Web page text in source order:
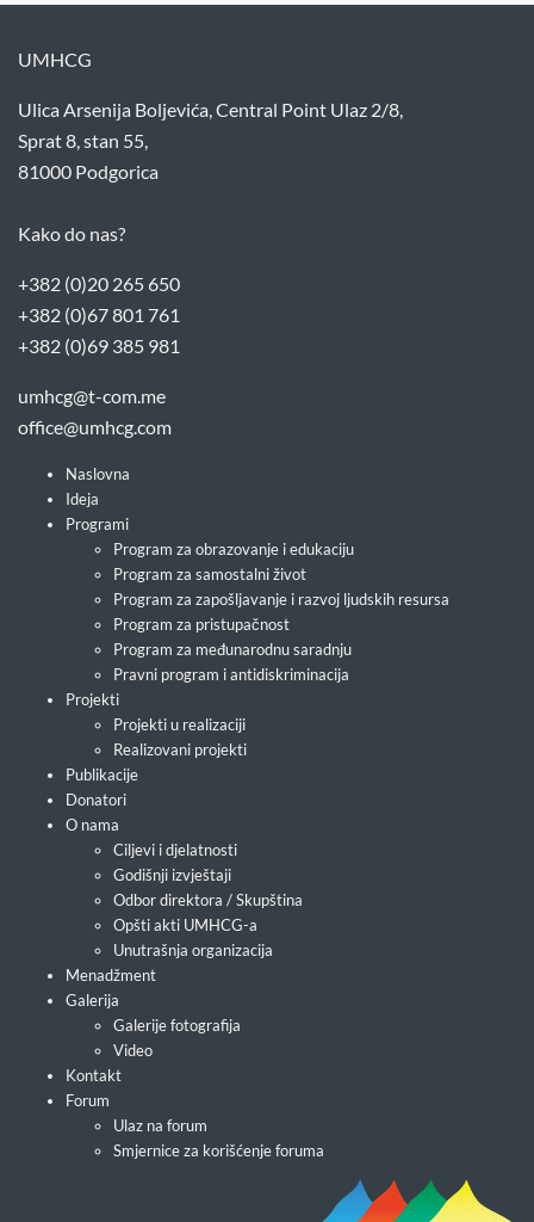
UMHCG
Ulica Arsenija Boljevića, Central Point Ulaz 2/8,
Sprat 8, stan 55,
81000 Podgorica
Kako do nas?
+382 (0)20 265 650
+382 (0)67 801 761
+382 (0)69 385 981
umhcg@t-com.me
office@umhcg.com
Naslovna
Ideja
Programi
Program za obrazovanje i edukaciju
Program za samostalni život
Program za zapošljavanje i razvoj ljudskih resursa
Program za pristupačnost
Program za međunarodnu saradnju
Pravni program i antidiskriminacija
Projekti
Projekti u realizaciji
Realizovani projekti
Publikacije
Donatori
O nama
Ciljevi i djelatnosti
Godišnji izvještaji
Odbor direktora / Skupština
Opšti akti UMHCG-a
Unutrašnja organizacija
Menadžment
Galerija
Galerije fotografija
Video
Kontakt
Forum
Ulaz na forum
Smjernice za korišćenje foruma